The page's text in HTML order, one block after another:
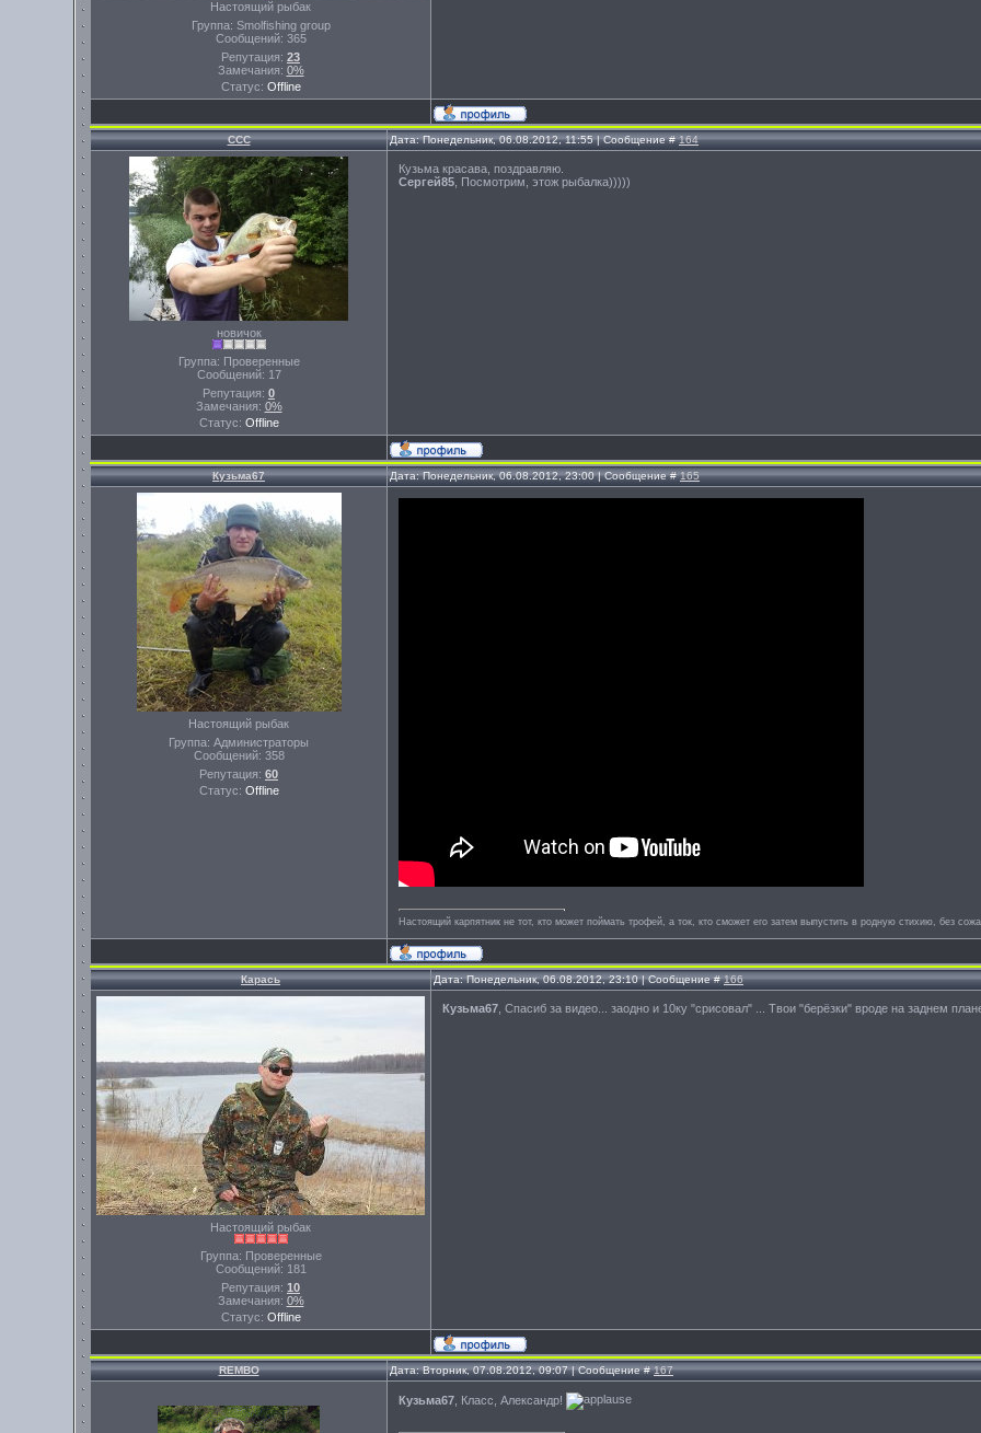
Настоящий рыбак
Группа: Smolfishing group
Сообщений: 365
Репутация: 23
Замечания: 0%
Статус: Offline
ССС Дата: Понедельник, 06.08.2012, 11:55 | Сообщение #164
новичок
Группа: Проверенные
Сообщений: 17
Репутация: 0
Замечания: 0%
Статус: Offline
Кузьма красава, поздравляю.
Сергей85 , Посмотрим, этож рыбалка)))))
Кузьма67 Дата: Понедельник, 06.08.2012, 23:00 | Сообщение #165
Настоящий рыбак
Группа: Администраторы
Сообщений: 358
Репутация: 60
Статус: Offline
Настоящий карпятник не тот, кто может поймать трофей, а ток, кто сможет его затем выпустить в родную стихию, без
Карась Дата: Понедельник, 06.08.2012, 23:10 | Сообщение #166
Настоящий рыбак
Группа: Проверенные
Сообщений: 181
Репутация: 10
Замечания: 0%
Статус: Offline
Кузьма67 , Спасиб за видео... заодно и 10ку "срисовал" ... Твои "берёзки" вроде на заднем
REMBO Дата: Вторник, 07.08.2012, 09:07 | Сообщение #167
Кузьма67 , Класс, Александр!